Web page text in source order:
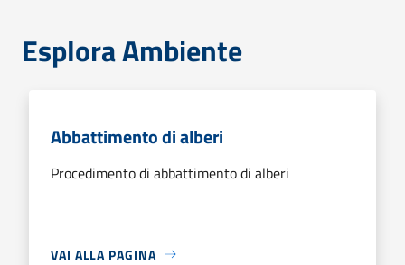
Esplora Ambiente
Abbattimento di alberi
Procedimento di abbattimento di alberi
VAI ALLA PAGINA